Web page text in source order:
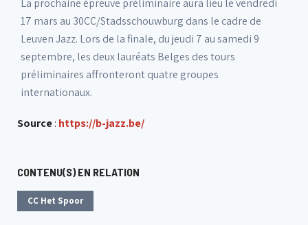
17 mars au 30CC/Stadsschouwburg dans le cadre de
Leuven Jazz. Lors de la finale, du jeudi 7 au samedi 9
septembre, les deux lauréats Belges des tours
préliminaires affronteront quatre groupes
internationaux.
Source: https://b-jazz.be/
CONTENU(S) EN RELATION
CC Het Spoor